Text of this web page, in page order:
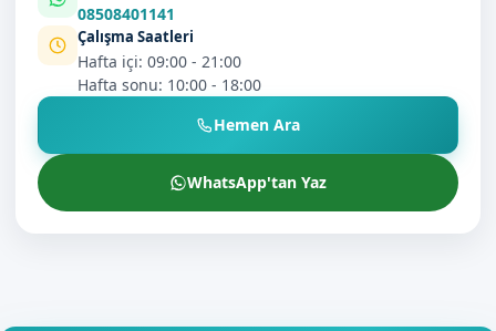
08508401141
Çalışma Saatleri
Hafta içi: 09:00 - 21:00
Hafta sonu: 10:00 - 18:00
Hemen Ara
WhatsApp'tan Yaz